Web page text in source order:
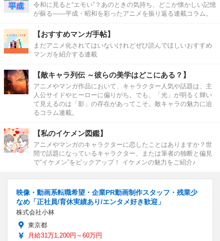
令和に見ると“エモい”？あのときの気持ち、どこか懐かしい記憶
が蘇る――平成・昭和を彩ったアニメを振り返る連載コラム。
【おすすめマンガ手帖】
まだアニメ化されてはいないけれどぜひ読んでほしいおすすめ
マンガを紹介する連載
【敵キャラ列伝 ～彼らの美学はどこにある？】
アニメやマンガ作品において、キャラクター人気や話題は、主
人公サイドやヒーローに偏りがち。でも、「光」が明るく輝い
て見えるのは「影」の存在があってこそ。敵キャラの魅力に迫
るコラム連載。
【私のイケメン図鑑】
アニメやマンガのキャラクターに恋したことはありますか？世
間で話題になっているキャラクター、または筆者の独断と偏見
で“イケメン”をピックアップ！ イケメンの魅力をご紹介♪
映像・動画系転職希望・企業PR動画制作スタッフ・残業少
なめ「正社員/育休実績あり/エンタメ好き歓迎」
株式会社小林
東京都
月給31万1,200円～60万円